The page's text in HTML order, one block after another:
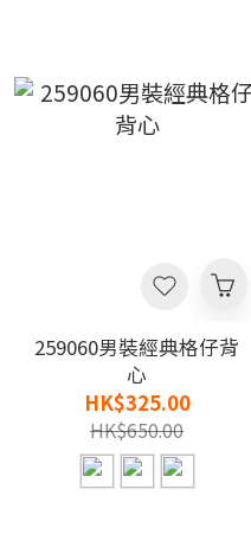
259060男裝經典格仔背
心
HK$325.00
HK$650.00